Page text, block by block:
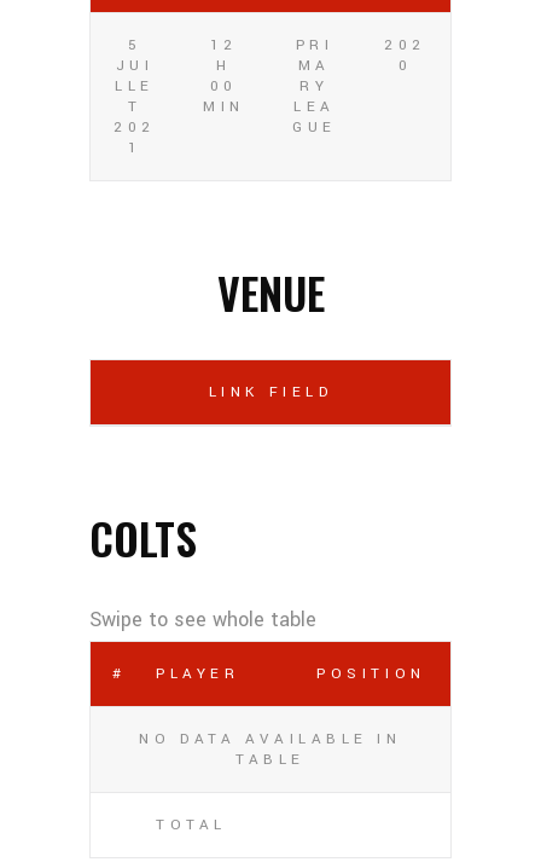
5
JUI
LLE
T
202
1
12
H
00
MIN
PRI
MA
RY
LEA
GUE
202
0
VENUE
LINK FIELD
COLTS
# PLAYER POSITION
NO DATA AVAILABLE IN
TABLE
TOTAL